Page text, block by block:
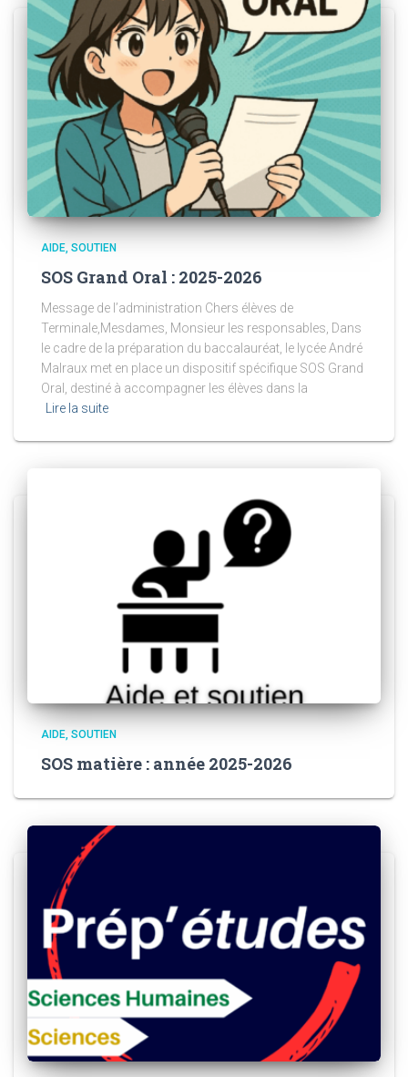
AIDE, SOUTIEN
SOS Grand Oral : 2025-2026
Message de l’administration Chers élèves de
Terminale,Mesdames, Monsieur les responsables, Dans
le cadre de la préparation du baccalauréat, le lycée André
Malraux met en place un dispositif spécifique SOS Grand
Oral, destiné à accompagner les élèves dans la
Lire la suite
AIDE, SOUTIEN
SOS matière : année 2025-2026